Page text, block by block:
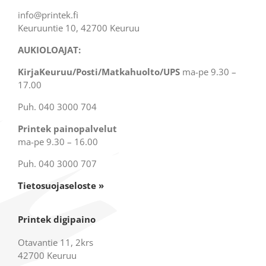
info@printek.fi
Keuruuntie 10, 42700 Keuruu
AUKIOLOAJAT:
KirjaKeuruu/Posti/Matkahuolto/UPSma-pe 9.30 –
17.00
Puh. 040 3000 704
Printek painopalvelut
ma-pe 9.30 – 16.00
Puh. 040 3000 707
Tietosuojaseloste »
Printek digipaino
Otavantie 11, 2krs
42700 Keuruu